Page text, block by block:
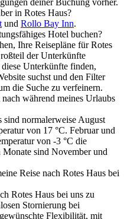
deiner Buchung vorher.
in Rotes Haus?
und Rollo Bay Inn.
Hotel buchen?
Ihre Reisepläne für Rotes
der Unterkünfte
Unterkünfte finden,
suchst und den Filter
die Suche zu verfeinern.
während meines Urlaubs
normalerweise August
von 17 °C. Februar und
von -3 °C die
sind November und
Reise nach Rotes Haus bei
Rotes Haus bei uns zu
Stornierung bei
Flexibilität, mit